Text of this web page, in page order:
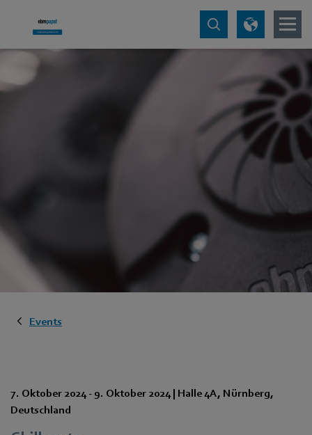
Events
7. Oktober 2024- 9. Oktober 2024| Halle 4A, Nürnberg,
Deutschland